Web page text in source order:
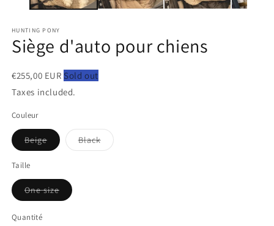
HUNTING PONY
Siège d'auto pour chiens
€255,00 EUR Sold out
Taxes included.
Couleur
BeigeVariante
épuisée
BlackVariante
épuisée
Taille
One sizeVariante
épuisée
Quantité
Quantité